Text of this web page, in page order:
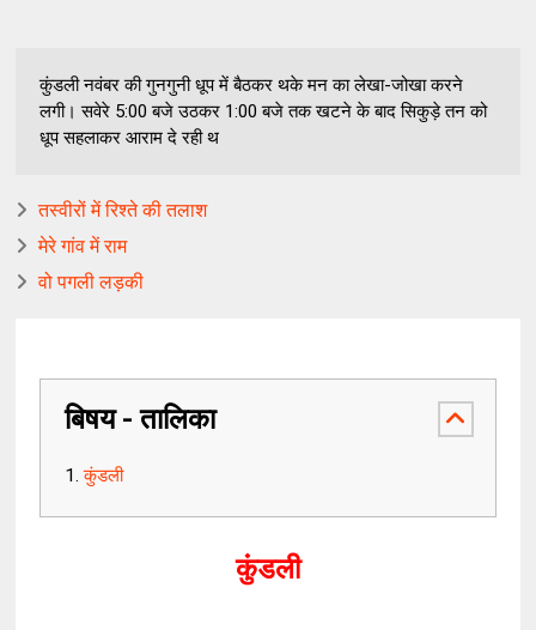
कुंडली नवंबर की गुनगुनी धूप में बैठकर थके मन का लेखा-जोखा करने
लगी। सवेरे 5:00 बजे उठकर 1:00 बजे तक खटने के बाद सिकुड़े तन को
धूप सहलाकर आराम दे रही थ
तस्वीरों में रिश्ते की तलाश
मेरे गांव में राम
वो पगली लड़की
बिषय - तालिका
कुंडली
कुंडली